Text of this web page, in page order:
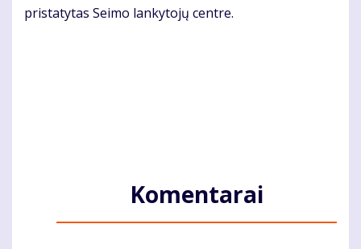
pristatytas Seimo lankytojų centre.
Komentarai